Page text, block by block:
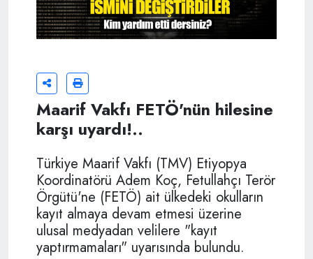
Maarif Vakfı FETÖ'nün hilesine
karşı uyardı!..
Türkiye Maarif Vakfı (TMV) Etiyopya
Koordinatörü Adem Koç, Fetullahçı Terör
Örgütü'ne (FETÖ) ait ülkedeki okulların
kayıt almaya devam etmesi üzerine
ulusal medyadan velilere "kayıt
yaptırmamaları" uyarısında bulundu.